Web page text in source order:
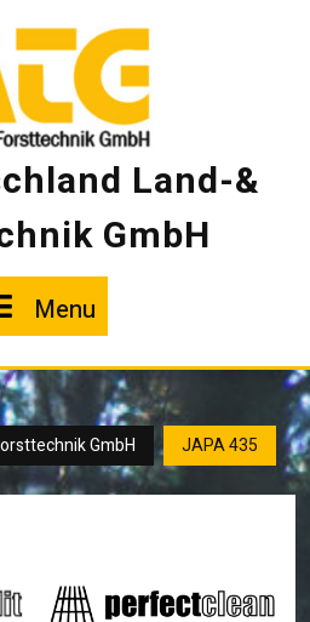
Land-&
GmbH
Menu
GmbH JAPA 435